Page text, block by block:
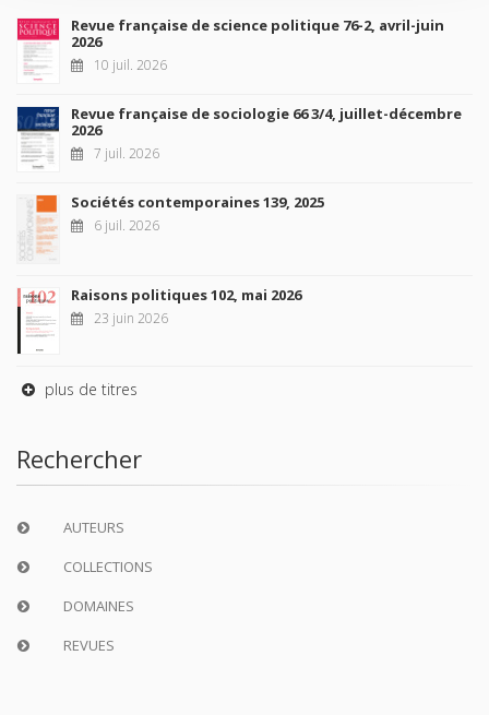
Revue française de science politique 76-2, avril-juin
2026
10 juil. 2026
Revue française de sociologie 66 3/4, juillet-décembre
2026
7 juil. 2026
Sociétés contemporaines 139, 2025
6 juil. 2026
Raisons politiques 102, mai 2026
23 juin 2026
plus de titres
Rechercher
AUTEURS
COLLECTIONS
DOMAINES
REVUES